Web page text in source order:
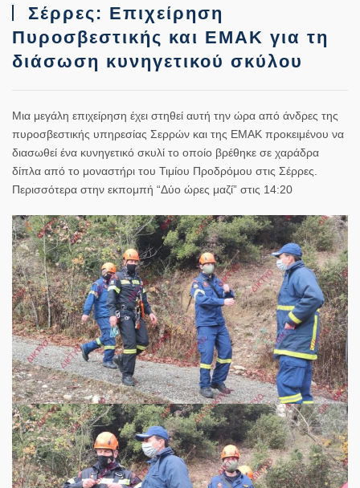
Σέρρες: Επιχείρηση
Πυροσβεστικής και ΕΜΑΚ για τη
διάσωση κυνηγετικού σκύλου
Μια μεγάλη επιχείρηση έχει στηθεί αυτή την ώρα από άνδρες της
πυροσβεστικής υπηρεσίας Σερρών και της ΕΜΑΚ προκειμένου να
διασωθεί ένα κυνηγετικό σκυλί το οποίο βρέθηκε σε χαράδρα
δίπλα από το μοναστήρι του Τιμίου Προδρόμου στις Σέρρες.
Περισσότερα στην εκπομπή “Δύο ώρες μαζί” στις 14:20